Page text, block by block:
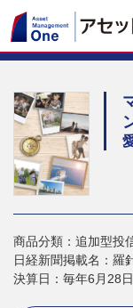
商品分類：追加型投
日経新聞掲載名：羅
決算日：毎年6月28日